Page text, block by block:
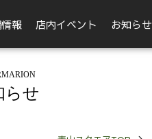
報 店内イベント お知らせ
らせ